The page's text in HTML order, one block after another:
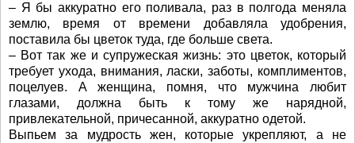
– Я бы аккуратно его поливала, раз в полгода меняла
землю, время от времени добавляла удобрения,
поставила бы цветок туда, где больше света.
– Вот так же и супружеская жизнь: это цветок, который
требует ухода, внимания, ласки, заботы, комплиментов,
поцелуев. А женщина, помня, что мужчина любит
глазами, должна быть к тому же нарядной,
привлекательной, причесанной, аккуратно одетой.
Выпьем за мудрость жен, которые укрепляют, а не